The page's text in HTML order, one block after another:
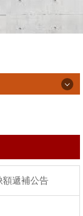
額遞補公告